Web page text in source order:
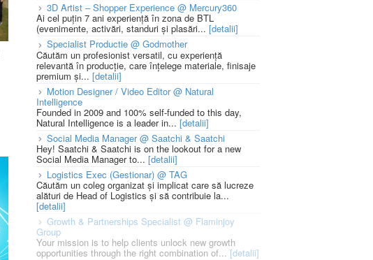
3D Artist – Shopper Experience @ Mercury360
Ai cel puțin 7 ani experiență în zona de BTL
(evenimente, activări, standuri și plasări... [detalii]
Specialist Productie @ Godmother
Căutăm un profesionist versatil, cu experiență
relevantă în producție, care înțelege materiale, finisaje
premium și... [detalii]
Motion Designer / Video Editor @ Natural
Intelligence
Founded in 2009 and 100% self-funded to this day,
Natural Intelligence is a leader in... [detalii]
Social Media Manager @ Saatchi & Saatchi
Hey! Saatchi & Saatchi is on the lookout for a new
Social Media Manager to... [detalii]
Logistics Exec (Gestionar) @ TAG
Căutăm un coleg organizat și implicat care să lucreze
alături de Head of Logistics și să contribuie la...
[detalii]
Growth & Partnerships Specialist @ Flaminjoy
Group
Your mission is to help clients unlock new growth
opportunities through the right combination of... [detalii]